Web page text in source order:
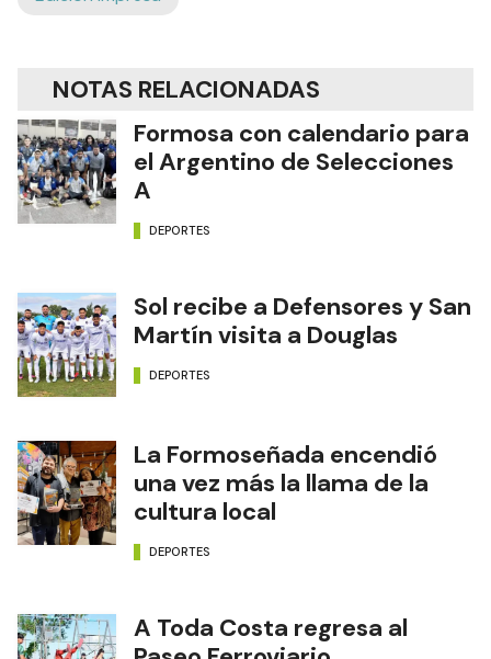
NOTAS RELACIONADAS
Formosa con calendario para
el Argentino de Selecciones
A
DEPORTES
Sol recibe a Defensores y San
Martín visita a Douglas
DEPORTES
La Formoseñada encendió
una vez más la llama de la
cultura local
DEPORTES
A Toda Costa regresa al